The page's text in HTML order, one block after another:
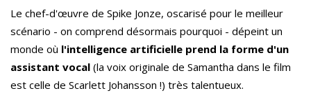
Le chef-d'œuvre de Spike Jonze, oscarisé pour le meilleur
scénario - on comprend désormais pourquoi - dépeint un
monde où l'intelligence artificielle prend la forme d'un
assistant vocal (la voix originale de Samantha dans le film
est celle de Scarlett Johansson !) très talentueux.